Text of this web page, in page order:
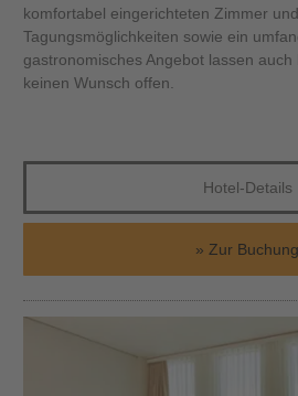
komfortabel eingerichteten Zimmer
Tagungsmöglichkeiten sowie ein
gastronomisches Angebot lassen
keinen Wunsch offen.
Hotel-Details
Zur Buchung